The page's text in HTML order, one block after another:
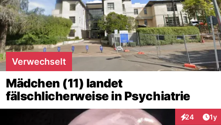
Verwechselt
Mädchen (11) landet
fälschlicherweise in Psychiatrie
24 1y